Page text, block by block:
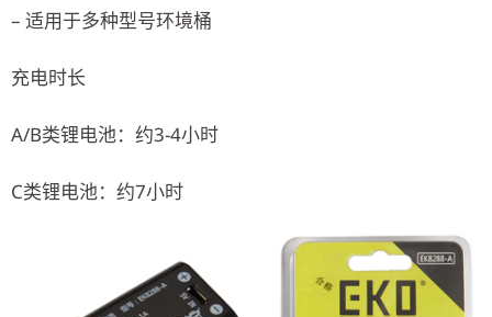
– 适用于多种型号环境桶
充电时长
A/B类锂电池：约3-4小时
C类锂电池：约7小时